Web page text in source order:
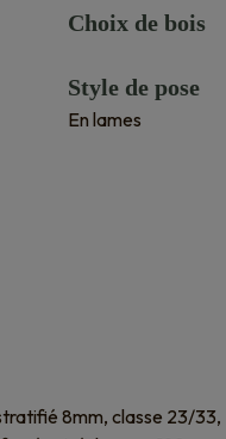
Choix de bois
Style de pose
En lames